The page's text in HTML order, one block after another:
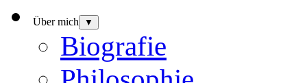
Über mich ▼
Biografie